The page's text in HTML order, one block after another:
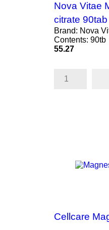
Nova Vitae
citrate 90tab
Brand: Nova
Contents: 90tb
Price
55.27
Cellcare